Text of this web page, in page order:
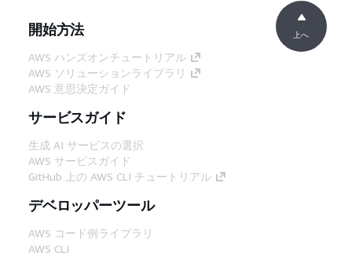
開始方法
AWS ハンズオンチュートリアル
AWS ソリューションライブラリ
AWS 意思決定ガイド
サービスガイド
生成 AI サービスの選択
AWS サービスガイド
GitHub 上の AWS CLI チュートリアル
デベロッパーツール
AWS コード例ライブラリ
AWS CLI
上へ